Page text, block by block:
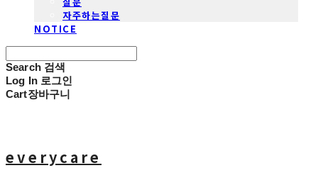
자주하는질문
NOTICE
Search 검색
Log In 로그인
Cart장바구니
everycare